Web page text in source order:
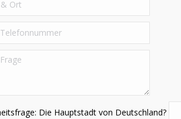
Die Hauptstadt von Deutschland?